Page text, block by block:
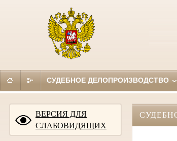
СУДЕБНОЕ ДЕЛОПРОИЗВОДСТВО
ВЕРСИЯ ДЛЯ
СЛАБОВИДЯЩИХ